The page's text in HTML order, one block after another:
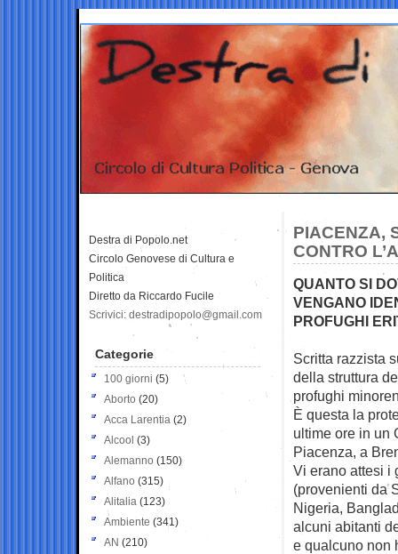
PIACENZA,
CONTRO
QUANTO SI
VENGANO
PROFUGHI
Scritta razzista
della struttura
profughi
È questa la
ultime ore in un
Piacenza, a
Vi erano attesi i
(provenienti da
Nigeria,
alcuni abitanti
e qualcuno non
Destra di Popolo.net
Circolo Genovese di Cultura e
Politica
Diretto da Riccardo Fucile
Scrivici: destradipopolo@gmail.com
Categorie
100 giorni (5)
Aborto (20)
Acca Larentia (2)
Alcool (3)
Alemanno (150)
Alfano (315)
Alitalia (123)
Ambiente (341)
AN (210)